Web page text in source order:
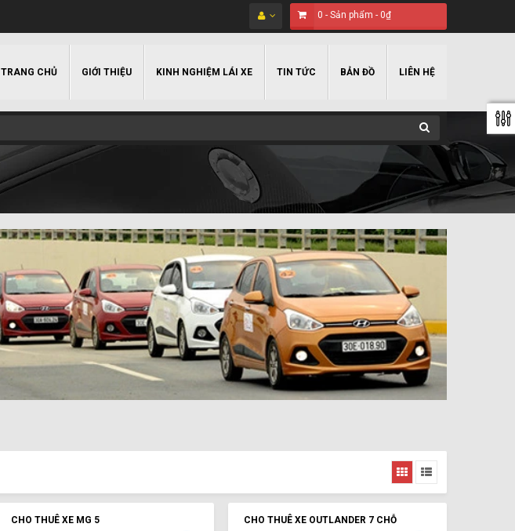
0 - Sản phẩm - 0₫
TRANG CHỦ GIỚI THIỆU KINH NGHIỆM LÁI XE TIN TỨC BẢN ĐỒ LIÊN HỆ
CHO THUÊ XE MG 5 CHO THUÊ XE OUTLANDER 7 CHỖ